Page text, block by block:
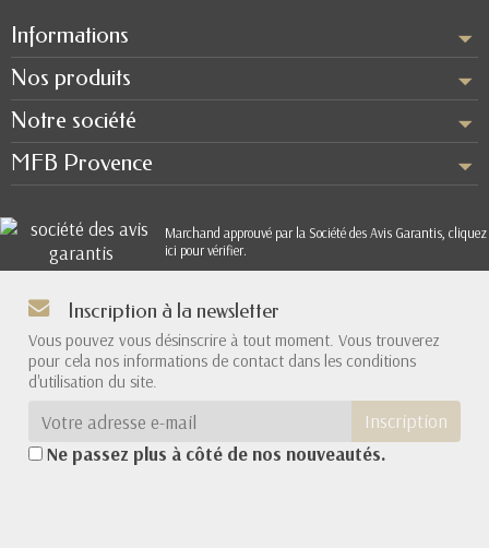
Informations
Nos produits
Notre société
MFB Provence
Marchand approuvé par la Société des Avis Garantis, cliquez
ici pour vérifier.
Inscription à la newsletter
Vous pouvez vous désinscrire à tout moment. Vous trouverez
pour cela nos informations de contact dans les conditions
d'utilisation du site.
Inscription
Ne passez plus à côté de nos nouveautés.